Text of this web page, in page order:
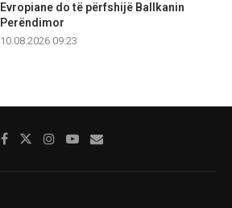
Evropiane do të përfshijë Ballkanin
Perëndimor
10.08.2026 09:23